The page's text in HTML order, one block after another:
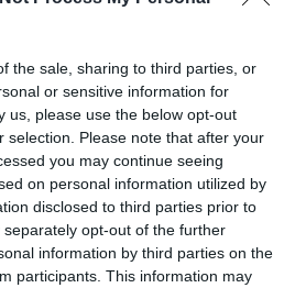
the sale, sharing to third parties, or
or sensitive information for
us, please use the below opt-out
selection. Please note that after your
you may continue seeing
on personal information utilized by
disclosed to third parties prior to
opt-out of the further
information by third parties on the
participants. This information may